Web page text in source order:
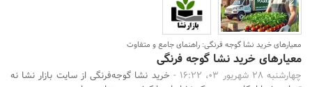
معیارهای خرید نشا گوجه فرنگی: راهنمای جامع و متفاوت
معیارهای خرید نشا گوجه فرنگی
چهارشنبه 28 شهریور 03، 16:22 -
خرید نشا گوجه‌فرنگی از سایت بازار نشا نه